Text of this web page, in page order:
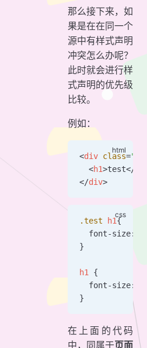
那么接下来，如
果是在在同一个
源中有样式声明
冲突怎么办呢？
此时就会进行样
式声明的优先级
比较。
例如：
<div class=
  <
h1>test</
</div>
.test h1{
  font-size:
}
h1
{
  font-size:
}
在上面的代码
中，同属于页面